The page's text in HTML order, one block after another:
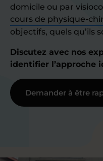
domicile ou par
cours de physique-
objectifs, quels qu’ils
Discutez avec nos
identifier l’approche
Demander à être